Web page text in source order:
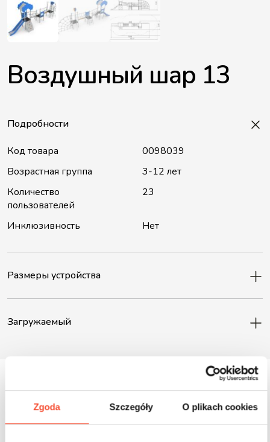
Zgoda Szczegóły O plikach cookies
Воздушный шар 13
Подробности
Код товара
0098039
Возрастная группа
3-12 лет
Количество
пользователей
23
Инклюзивность Нет
Размеры устройства
Загружаемый
Inne produkty z tej serii